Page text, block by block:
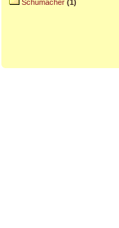
Schumacher (1)